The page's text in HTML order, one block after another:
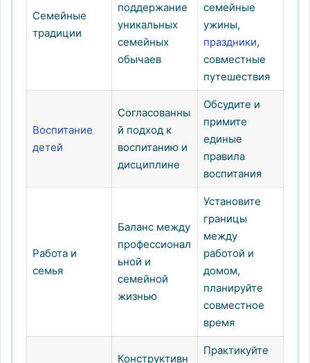
Семейные
традиции
поддержание
уникальных
семейных
обычаев
семейные
ужины,
праздники,
совместные
путешествия
Воспитание
детей
Согласованны
й подход к
воспитанию и
дисциплине
Обсудите и
примите
единые
правила
воспитания
Работа и
семья
Баланс между
профессионал
ьной и
семейной
жизнью
Установите
границы
между
работой и
домом,
планируйте
совместное
время
Конструктивн
Практикуйте